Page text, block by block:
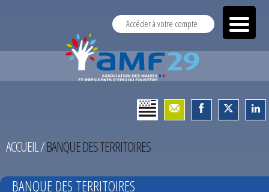
Accéder à votre compte
ACCUEIL/BANQUE DES TERRITOIRES
BANQUE DES TERRITOIRES